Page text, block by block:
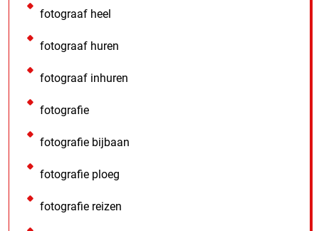
fotograaf heel
fotograaf huren
fotograaf inhuren
fotografie
fotografie bijbaan
fotografie ploeg
fotografie reizen